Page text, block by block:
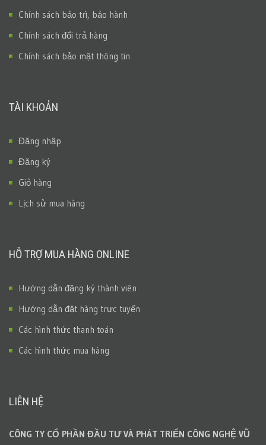
Chính sách bảo trì, bảo hành
Chính sách đổi trả hàng
Chính sách bảo mật thông tin
TÀI KHOẢN
Đăng nhập
Đăng ký
Giỏ hàng
Lịch sử mua hàng
HỖ TRỢ MUA HÀNG ONLINE
Hướng dẫn đăng ký thành viên
Hướng dẫn đặt hàng trực tuyến
Các hình thức thanh toán
Các hình thức mua hàng
LIÊN HỆ
CÔNG TY CỔ PHẦN ĐẦU TƯ VÀ PHÁT TRIỂN CÔNG NGHỆ VŨ